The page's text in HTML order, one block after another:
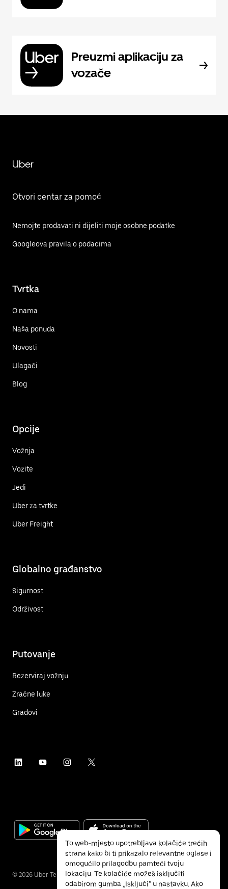
Preuzmi aplikaciju za
vozače
Uber
Otvori centar za pomoć
Nemojte prodavati ni dijeliti moje osobne podatke
Googleova pravila o podacima
Tvrtka
O nama
Naša ponuda
Novosti
Ulagači
Blog
Opcije
Vožnja
Vozite
Jedi
Uber za tvrtke
Uber Freight
Globalno građanstvo
Sigurnost
Održivost
Putovanje
Rezerviraj vožnju
Zračne luke
Gradovi
© 2026 Uber Technologies Inc.
To web-mjesto upotrebljava kolačiće trećih
strana kako bi ti prikazalo relevantne oglase i
omogućilo prilagodbu pamteći tvoju
lokaciju. Te kolačiće možeš isključiti
odabirom gumba „Isključi” u nastavku. Ako